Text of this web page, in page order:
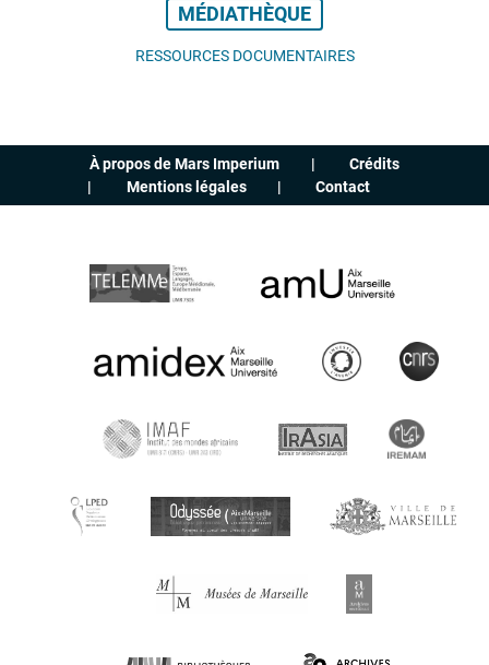
MÉDIATHÈQUE
RESSOURCES DOCUMENTAIRES
À propos de Mars Imperium
Crédits
Mentions légales
Contact